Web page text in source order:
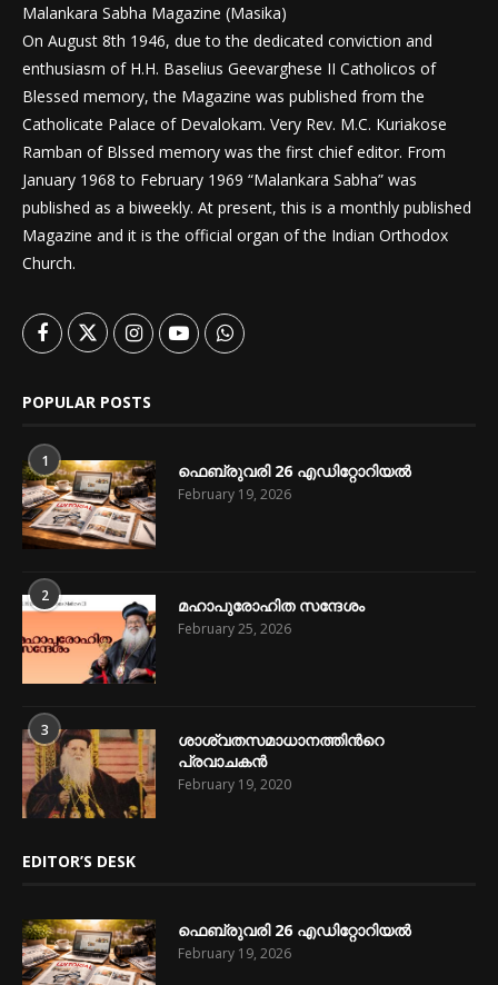
Malankara Sabha Magazine (Masika)
On August 8th 1946, due to the dedicated conviction and
enthusiasm of H.H. Baselius Geevarghese II Catholicos of
Blessed memory, the Magazine was published from the
Catholicate Palace of Devalokam. Very Rev. M.C. Kuriakose
Ramban of Blssed memory was the first chief editor. From
January 1968 to February 1969 “Malankara Sabha” was
published as a biweekly. At present, this is a monthly published
Magazine and it is the official organ of the Indian Orthodox
Church.
POPULAR POSTS
1 ഫെബ്രുവരി 26 എഡിറ്റോറിയൽ
February 19, 2026
2 മഹാപുരോഹിത സന്ദേശം
February 25, 2026
3
ശാശ്വതസമാധാനത്തിന്‍റെ
പ്രവാചകന്‍
February 19, 2020
EDITOR’S DESK
ഫെബ്രുവരി 26 എഡിറ്റോറിയൽ
February 19, 2026